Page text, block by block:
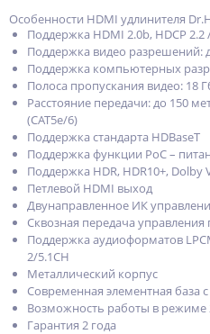
Особенности HDMI удлинителя
Поддержка HDMI 2.0b, HDCP 2.2
Поддержка видео разрешений:
Поддержка компьютерных
Полоса пропускания видео: 18
Расстояние передачи: до 150
(CAT5e/6)
Поддержка стандарта HDBaseT
Поддержка функции PoC –
Поддержка HDR, HDR10+, Dolby
Петлевой HDMI выход
Двунаправленное ИК
Сквозная передача управления
Поддержка аудиоформатов
2/5.1CH
Металлический корпус
Современная элементная база
Возможность работы в режиме
Гарантия 2 года